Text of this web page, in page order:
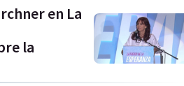
en La
la